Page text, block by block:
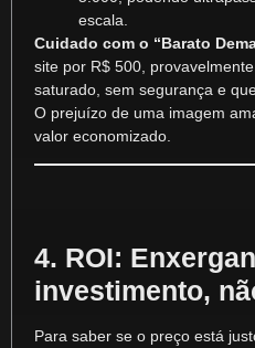
escala.
Cuidado com o “Barato
site por R$ 500,
saturado, sem segurança e
O prejuízo de uma imagem
valor economizado.
4. ROI:
investimento,
Para saber se o preço está